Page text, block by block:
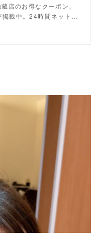
店のお得なクーポン、
掲載中。24時間ネット…